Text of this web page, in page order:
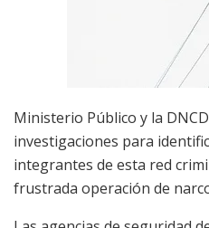
Ministerio Público y la
investigaciones para
integrantes de esta red
frustrada operación de